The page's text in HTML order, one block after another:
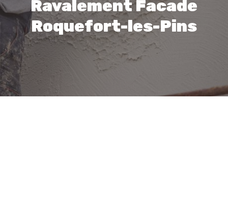
Ravalement Facade
Roquefort-les-Pins